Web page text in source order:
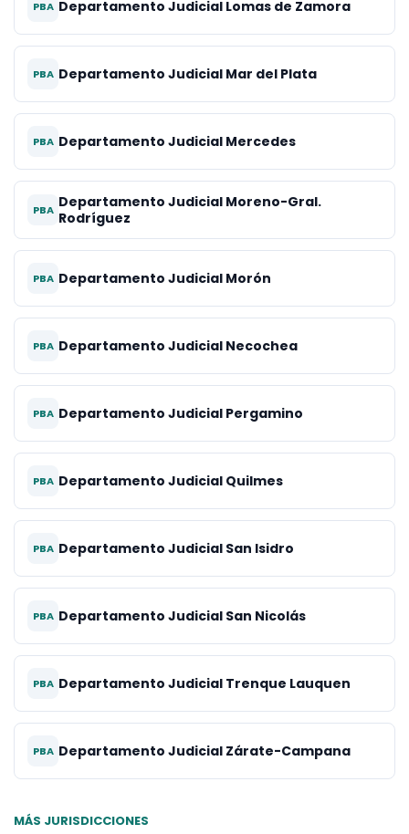
PBA Departamento Judicial Lomas de Zamora
PBA Departamento Judicial Mar del Plata
PBA Departamento Judicial Mercedes
PBA Departamento Judicial Moreno-Gral.
Rodríguez
PBA Departamento Judicial Morón
PBA Departamento Judicial Necochea
PBA Departamento Judicial Pergamino
PBA Departamento Judicial Quilmes
PBA Departamento Judicial San Isidro
PBA Departamento Judicial San Nicolás
PBA Departamento Judicial Trenque Lauquen
PBA Departamento Judicial Zárate-Campana
MÁS JURISDICCIONES